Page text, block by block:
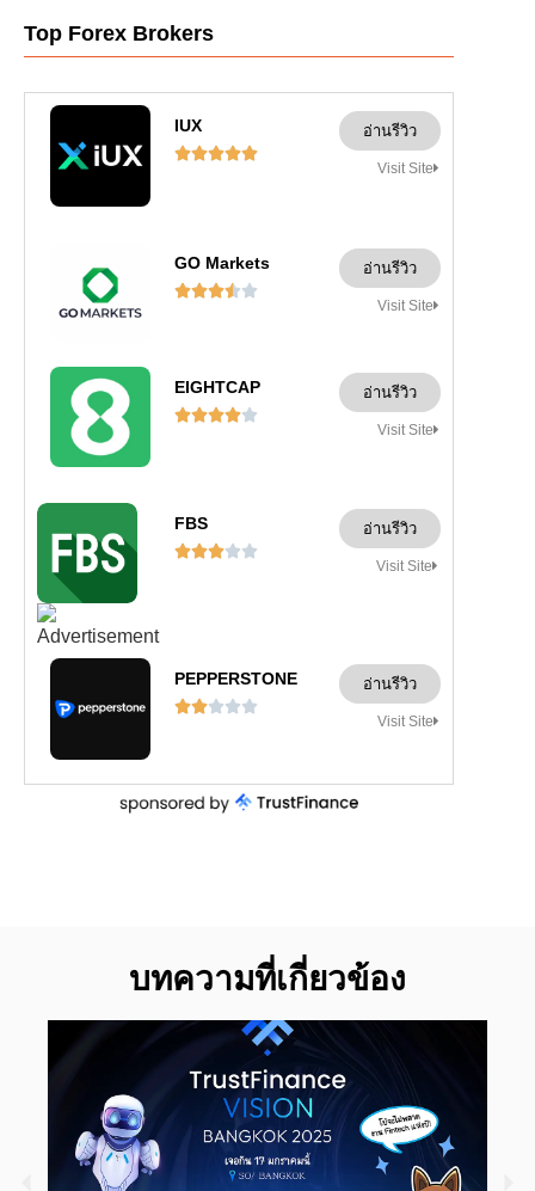
Top Forex Brokers
IUX

อ่านรีวิว
Visit Site
GO Markets

อ่านรีวิว
Visit Site
EIGHTCAP

อ่านรีวิว
Visit Site
FBS

อ่านรีวิว
Visit Site
PEPPERSTONE

อ่านรีวิว
Visit Site
บทความที่เกี่ยวข้อง